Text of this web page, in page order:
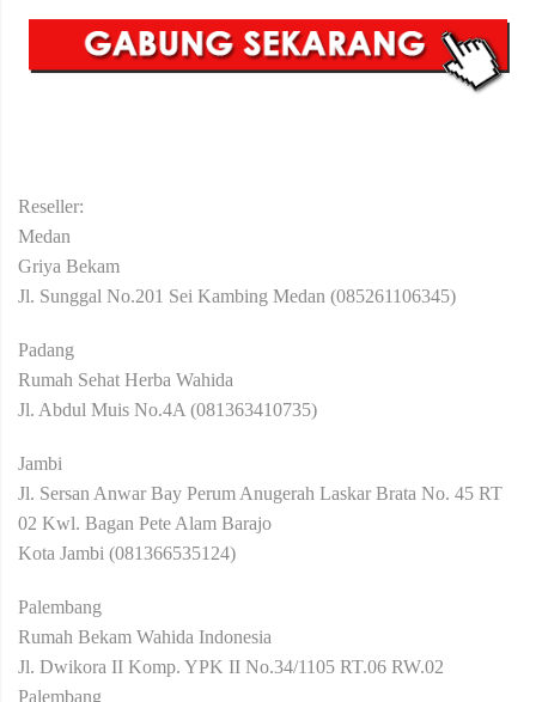
Reseller:
Medan
Griya Bekam
Jl. Sunggal No.201 Sei Kambing Medan (085261106345)
Padang
Rumah Sehat Herba Wahida
Jl. Abdul Muis No.4A (081363410735)
Jambi
Jl. Sersan Anwar Bay Perum Anugerah Laskar Brata No. 45 RT
02 Kwl. Bagan Pete Alam Barajo
Kota Jambi (081366535124)
Palembang
Rumah Bekam Wahida Indonesia
Jl. Dwikora II Komp. YPK II No.34/1105 RT.06 RW.02
Palembang